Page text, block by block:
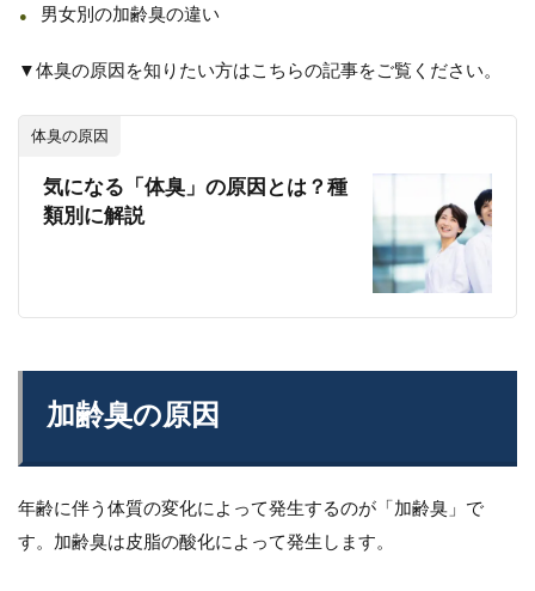
男女別の加齢臭の違い
▼体臭の原因を知りたい方はこちらの記事をご覧ください。
体臭の原因
気になる「体臭」の原因とは？種
類別に解説
加齢臭の原因
年齢に伴う体質の変化によって発生するのが「加齢臭」で
す。加齢臭は皮脂の酸化によって発生します。